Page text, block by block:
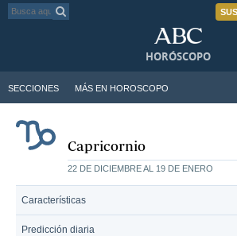
SECCIONES MÁS EN HOROSCOPO
HORÓSCOPO
Capricornio
22 DE DICIEMBRE AL 19 DE ENERO
Características
Predicción diaria